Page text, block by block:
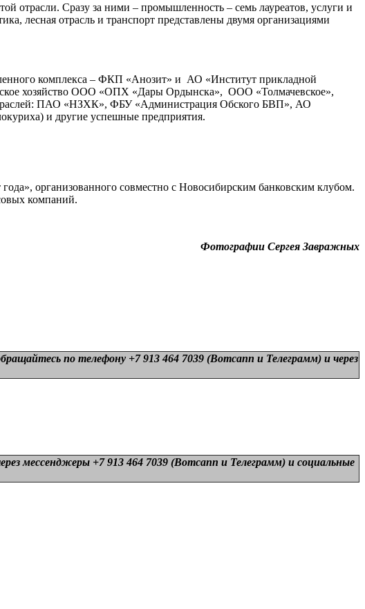
отрасли. Сразу за ними – промышленность – семь лауреатов, услуги и
лесная отрасль и транспорт представлены двумя организациями
комплекса – ФКП «Анозит» и АО «Институт прикладной
хозяйство ООО «ОПХ «Дары Ордынска», ООО «Толмачевское»,
ПАО «НЗХК», ФБУ «Администрация Обского БВП», АО
и другие успешные предприятия.
организованного совместно с Новосибирским банковским клубом.
компаний.
Фотографии Сергея Завражных
по телефону +7 913 464 7039 (Вотсапп и Телеграмм) и через
мессенджеры +7 913 464 7039 (Вотсапп и Телеграмм) и социальные